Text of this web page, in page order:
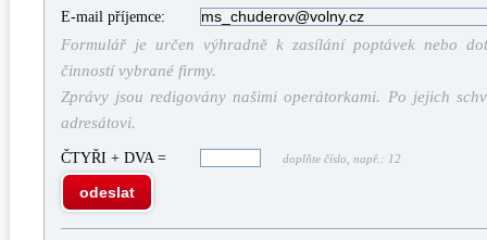
E-mail příjemce:
Formulář je určen výhradně k zasílání poptávek nebo
činností vybrané firmy.
Zprávy jsou redigovány našimi operátorkami. Po jejich
adresátovi.
ČTYŘI + DVA = doplňte číslo, např.: 12
odeslat